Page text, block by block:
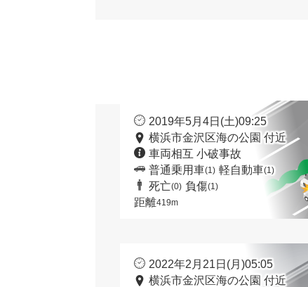
2019年5月4日(土)09:25
横浜市金沢区海の公園 付近
車両相互 小破事故
普通乗用車(1) 軽自動車(1)
死亡(0) 負傷(1)
距離419m
2022年2月21日(月)05:05
横浜市金沢区海の公園 付近